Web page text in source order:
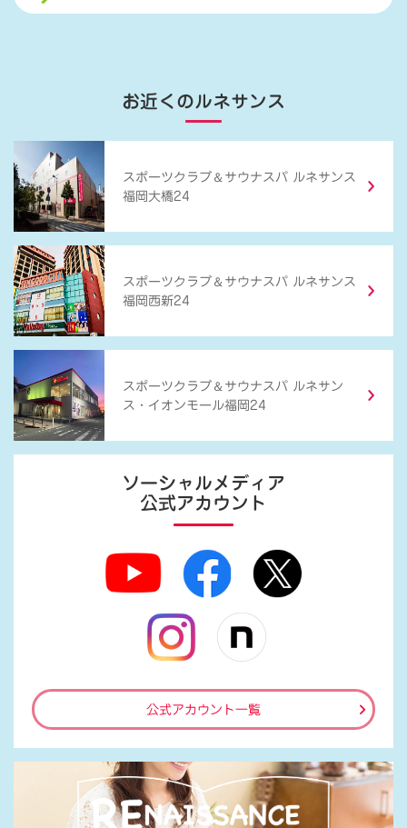
お近くのルネサンス
スポーツクラブ ＆ サウナスパ ルネサンス
福岡大橋24
スポーツクラブ ＆ サウナスパ ルネサンス
福岡西新24
スポーツクラブ ＆ サウナスパ ルネサン
ス・イオンモール福岡24
ソーシャルメディア
公式アカウント
公式アカウント一覧